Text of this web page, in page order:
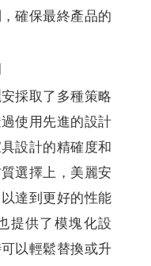
確保最終產品的
採取了多種策略
使用先進的設計
設計的精確度和
選擇上，美麗安
達到更好的性能
提供了模塊化設
以輕鬆替換或升